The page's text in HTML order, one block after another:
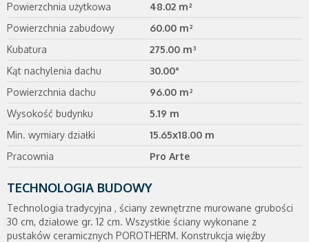
Powierzchnia użytkowa
48.02 m²
Powierzchnia zabudowy
60.00 m²
Kubatura
275.00 m³
Kąt nachylenia dachu
30.00°
Powierzchnia dachu
96.00 m²
Wysokość budynku
5.19 m
Min. wymiary działki
15.65x18.00 m
Pracownia
Pro Arte
TECHNOLOGIA BUDOWY
Technologia tradycyjna , ściany zewnętrzne murowane grubości
30 cm, działowe gr. 12 cm. Wszystkie ściany wykonane z
pustaków ceramicznych POROTHERM. Konstrukcja więźby